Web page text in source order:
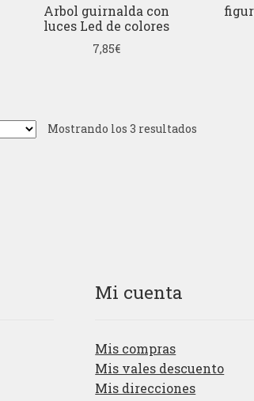
Arbol guirnalda con
luces Led de colores
7,85€
Mostrando los 3 resultados
Mi cuenta
Mis compras
Mis vales descuento
Mis direcciones